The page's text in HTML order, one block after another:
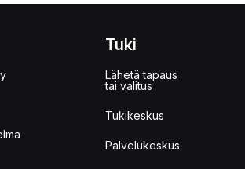
Tuki
Lähetä tapaus
tai valitus
Tukikeskus
Palvelukeskus